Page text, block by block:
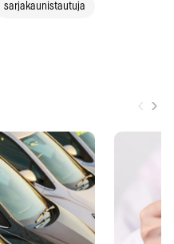
sarjakaunistautuja
›